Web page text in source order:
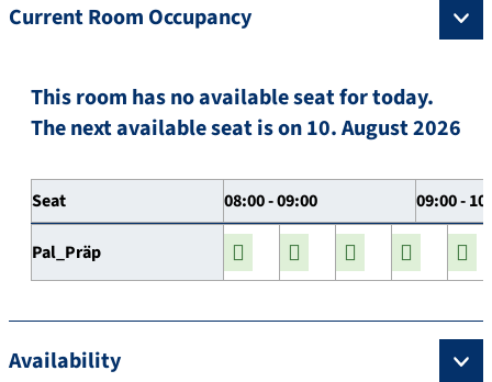
Current Room Occupancy
This room has no available seat for today.
The next available seat is on 10. August 2026
Seat 08:00 - 09:00 09:00 -
Pal_Präp
Availability